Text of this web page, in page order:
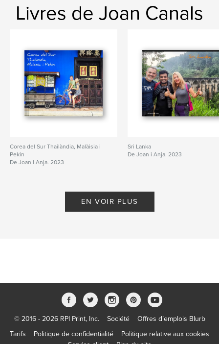
Livres de Joan Canals
Corea del Sur Thailàndia, Malàisia i
Pekin
De Joan i Anja. 2023
Sri Lanka
De Joan i Anja. 2023
EN VOIR PLUS
© 2016 - 2026 RPI Print, Inc. Société
Offres d’emplois Blurb
Tarifs
Politique de confidentialité
Politique relative aux cookies